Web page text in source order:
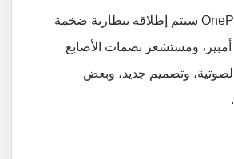
سيتم إطلاقه ببطارية ضخمة
أمبير، ومستشعر بصمات الأصابع
الصوتية، وتصميم جديد، وبعض
.